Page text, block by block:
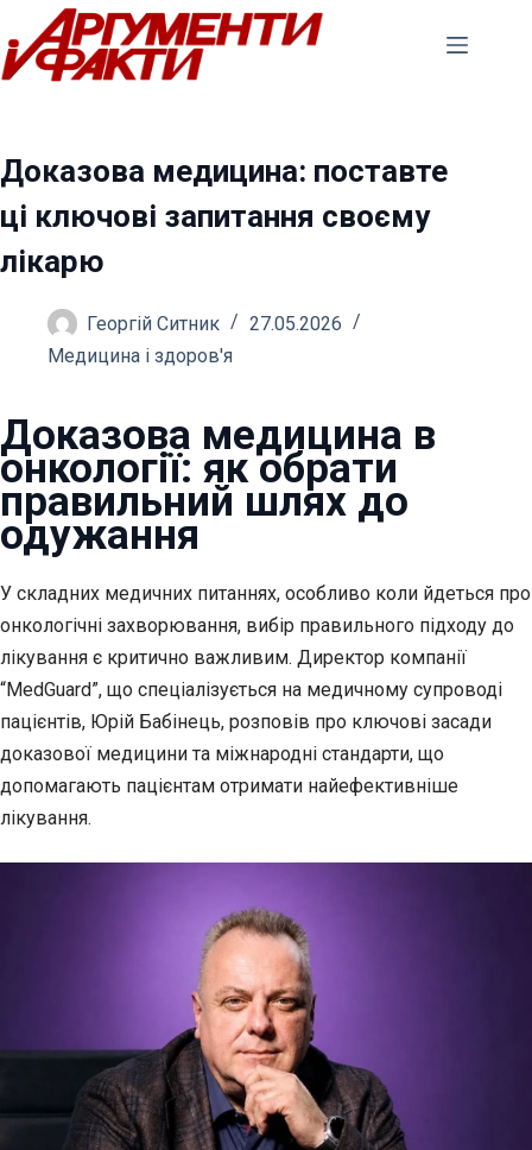
Перейти
до
вмісту
Доказова медицина: поставте
ці ключові запитання своєму
лікарю
Георгій Ситник
27.05.2026
Медицина і здоров'я
Доказова медицина в
онкології: як обрати
правильний шлях до
одужання
У складних медичних питаннях, особливо коли йдеться про
онкологічні захворювання, вибір правильного підходу до
лікування є критично важливим. Директор компанії
“MedGuard”, що спеціалізується на медичному супроводі
пацієнтів, Юрій Бабінець, розповів про ключові засади
доказової медицини та міжнародні стандарти, що
допомагають пацієнтам отримати найефективніше
лікування.